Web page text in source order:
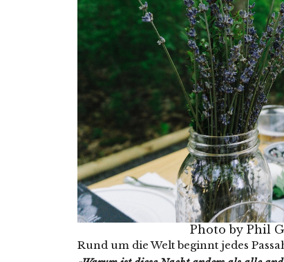
Photo by Phil
Rund um die Welt beginnt jedes